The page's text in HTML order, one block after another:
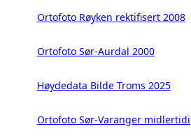
Ortofoto Røyken rektifisert 2008
Ortofoto Sør-Aurdal 2000
Høydedata Bilde Troms 2025
Ortofoto Sør-Varanger